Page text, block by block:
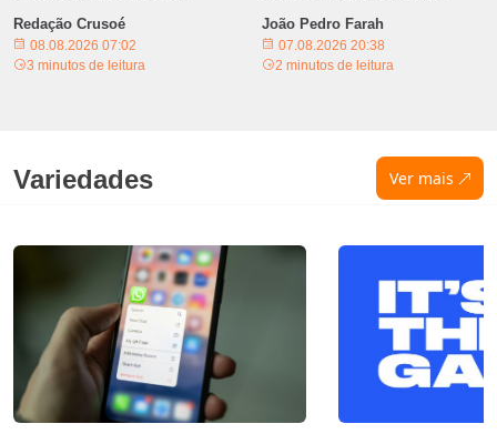
Redação Crusoé
08.08.2026 07:02
3 minutos de leitura
João Pedro Farah
07.08.2026 20:38
2 minutos de leitura
Variedades Ver mais